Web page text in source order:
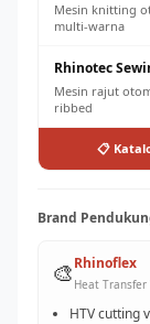
Mesin knitting
multi-warna
Rhinotec
Mesin rajut
ribbed
📋
Brand
🎨Rhinoflex
Heat
HTV cutting